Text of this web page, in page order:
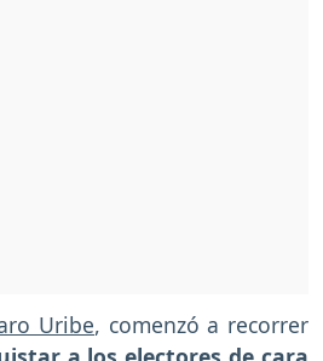
Uribe, comenzó a recorrer